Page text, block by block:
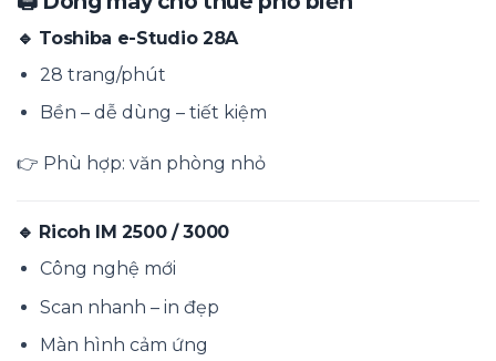
🔹 Toshiba e-Studio 28A
28 trang/phút
Bền – dễ dùng – tiết kiệm
👉 Phù hợp: văn phòng nhỏ
🔹 Ricoh IM 2500 / 3000
Công nghệ mới
Scan nhanh – in đẹp
Màn hình cảm ứng